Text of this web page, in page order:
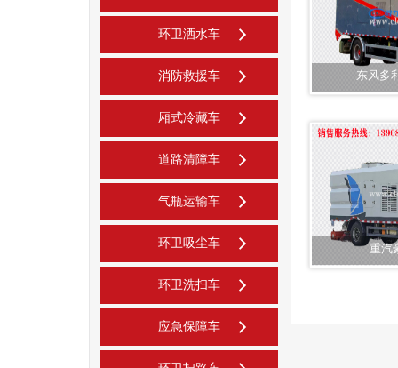
环卫洒水车
消防救援车
厢式冷藏车
道路清障车
气瓶运输车
环卫吸尘车
环卫洗扫车
应急保障车
东风多
重汽